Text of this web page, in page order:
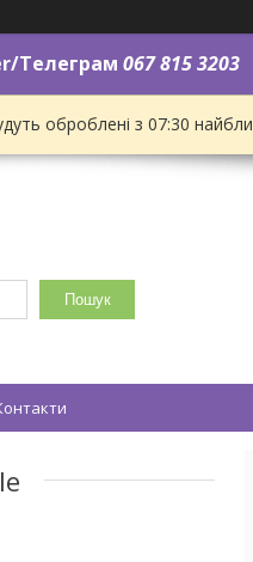
Телеграм 067 815 3203
оброблені з 07:30
Пошук